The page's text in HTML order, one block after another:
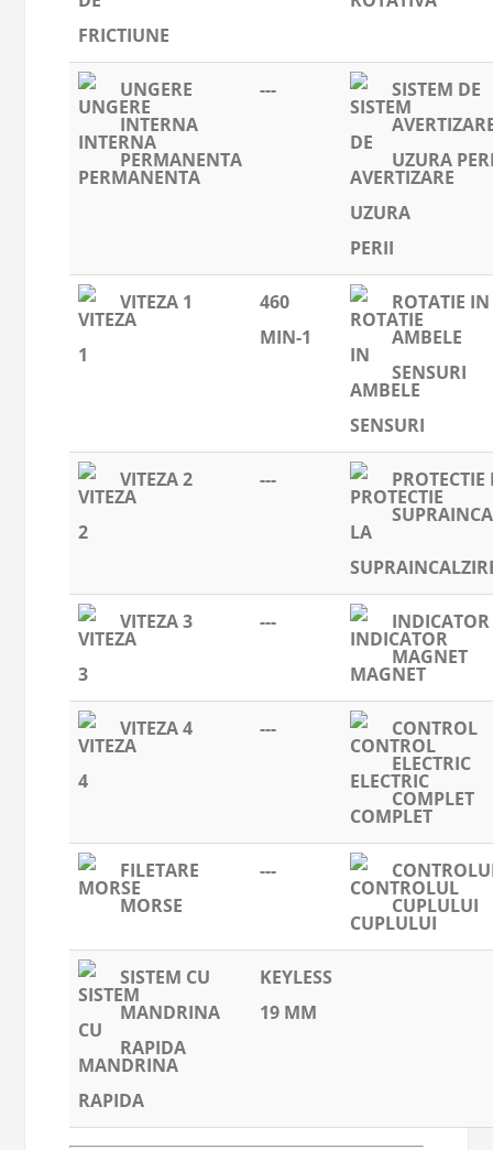
UNGERE
INTERNA
PERMANENTA
---
SISTEM DE
UZURA
VITEZA 1
460
MIN-1
ROTATIE IN
AMBELE
SENSURI
VITEZA 2 ---
PROTECTIE
VITEZA 3 ---
INDICATOR
MAGNET
VITEZA 4 ---
CONTROL
ELECTRIC
COMPLET
FILETARE
MORSE
---
CUPLULUI
SISTEM CU
MANDRINA
RAPIDA
KEYLESS
19 MM